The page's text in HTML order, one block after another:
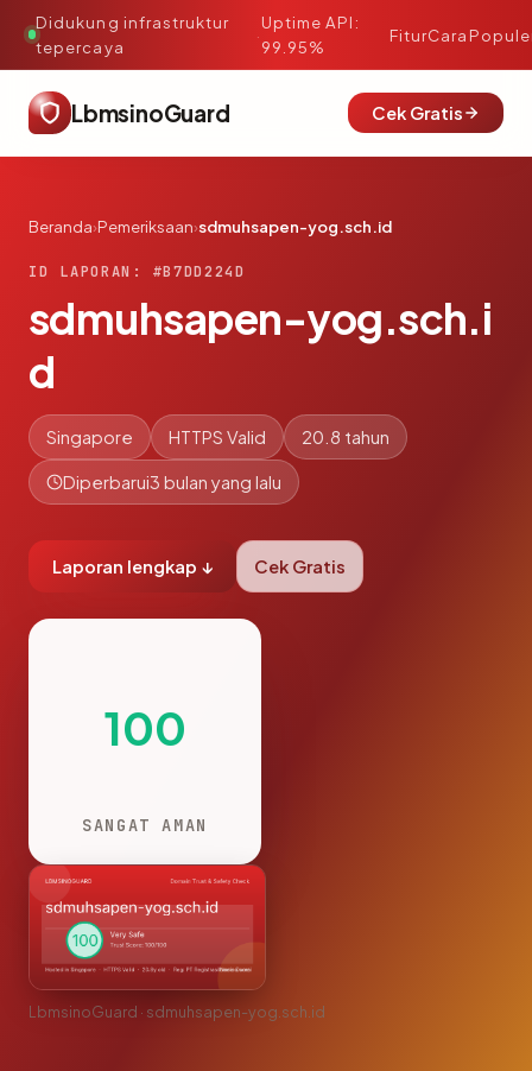
Didukung infrastruktur
tepercaya
·
Uptime API:
99.95%
FiturCara
LbmsinoGuard Cek Gratis
Beranda›Pemeriksaan›sdmuhsapen-yog.sch.id
ID LAPORAN: #B7DD224D
sdmuhsapen-yog.sch.i
d
Singapore HTTPS Valid 20.8 tahun
Diperbarui3 bulan yang lalu
Laporan lengkap ↓ Cek Gratis
100
SANGAT AMAN
LbmsinoGuard · sdmuhsapen-yog.sch.id